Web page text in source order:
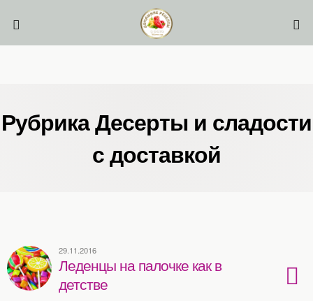
Рубрика Десерты и сладости
с доставкой
29.11.2016
Леденцы на палочке как в
детстве